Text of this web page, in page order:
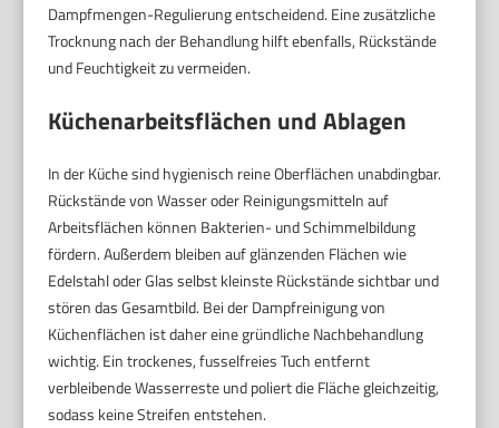
Dampfmengen-Regulierung entscheidend. Eine zusätzliche
Trocknung nach der Behandlung hilft ebenfalls, Rückstände
und Feuchtigkeit zu vermeiden.
Küchenarbeitsflächen und Ablagen
In der Küche sind hygienisch reine Oberflächen unabdingbar.
Rückstände von Wasser oder Reinigungsmitteln auf
Arbeitsflächen können Bakterien- und Schimmelbildung
fördern. Außerdem bleiben auf glänzenden Flächen wie
Edelstahl oder Glas selbst kleinste Rückstände sichtbar und
stören das Gesamtbild. Bei der Dampfreinigung von
Küchenflächen ist daher eine gründliche Nachbehandlung
wichtig. Ein trockenes, fusselfreies Tuch entfernt
verbleibende Wasserreste und poliert die Fläche gleichzeitig,
sodass keine Streifen entstehen.